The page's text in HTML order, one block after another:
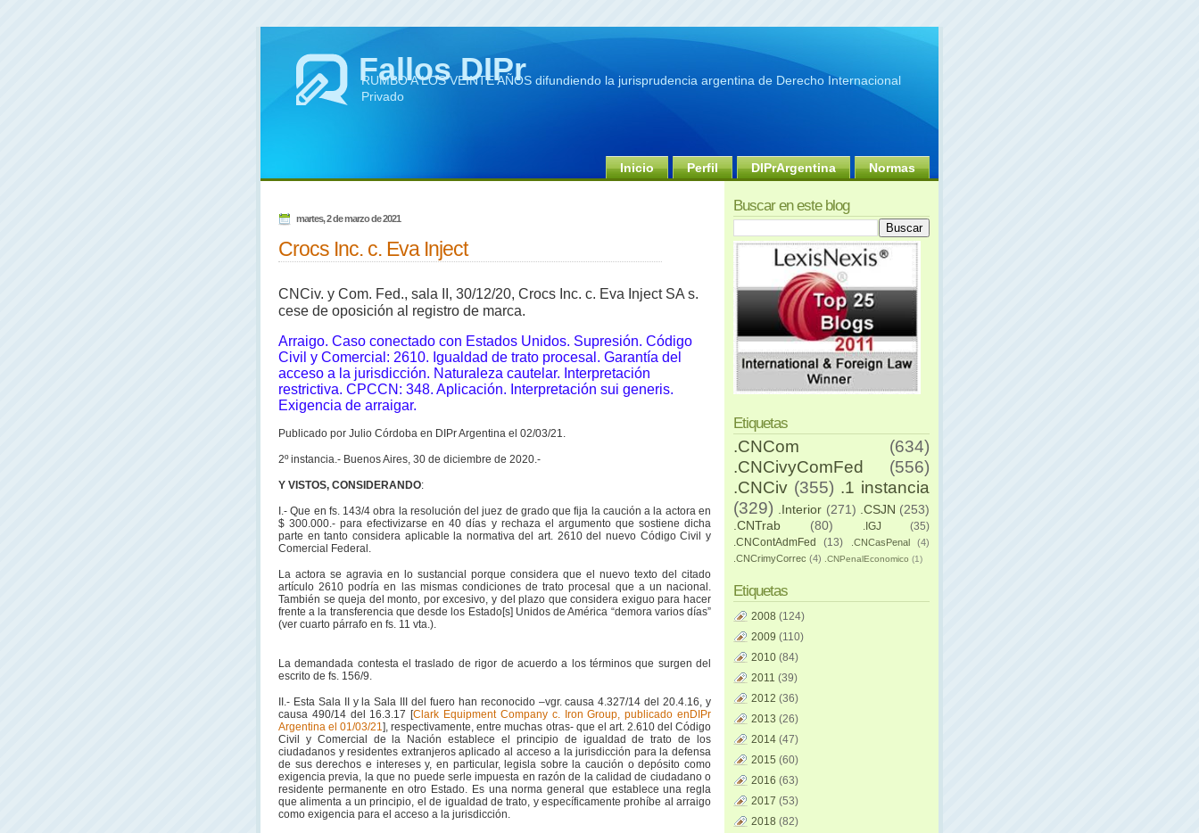
Fallos DIPr
RUMBO A LOS VEINTE AÑOS difundiendo la jurisprudencia argentina de Derecho Internacional
Privado
Inicio Perfil DIPrArgentina Normas
martes, 2 de marzo de 2021
Crocs Inc. c. Eva Inject
CNCiv. y Com. Fed., sala II, 30/12/20, Crocs Inc. c. Eva Inject SA s.
cese de oposición al registro de marca.
Arraigo. Caso conectado con Estados Unidos. Supresión. Código
Civil y Comercial: 2610. Igualdad de trato procesal. Garantía del
acceso a la jurisdicción. Naturaleza cautelar. Interpretación
restrictiva. CPCCN: 348. Aplicación. Interpretación sui generis.
Exigencia de arraigar.
Publicado por Julio Córdoba en DIPr Argentina el 02/03/21.
2º instancia.- Buenos Aires, 30 de diciembre de 2020.-
Y VISTOS, CONSIDERANDO:
I.- Que en fs. 143/4 obra la resolución del juez de grado que fija la caución a la actora en
$ 300.000.- para efectivizarse en 40 días y rechaza el argumento que sostiene dicha
parte en tanto considera aplicable la normativa del art. 2610 del nuevo Código Civil y
Comercial Federal.
La actora se agravia en lo sustancial porque considera que el nuevo texto del citado
artículo 2610 podría en las mismas condiciones de trato procesal que a un nacional.
También se queja del monto, por excesivo, y del plazo que considera exiguo para hacer
frente a la transferencia que desde los Estado[s] Unidos de América “demora varios días”
(ver cuarto párrafo en fs. 11 vta.).
La demandada contesta el traslado de rigor de acuerdo a los términos que surgen del
escrito de fs. 156/9.
II.- Esta Sala II y la Sala III del fuero han reconocido –vgr. causa 4.327/14 del 20.4.16, y
causa 490/14 del 16.3.17 [Clark Equipment Company c. Iron Group, publicado enDIPr
Argentina el 01/03/21], respectivamente, entre muchas otras- que el art. 2.610 del Código
Civil y Comercial de la Nación establece el principio de igualdad de trato de los
ciudadanos y residentes extranjeros aplicado al acceso a la jurisdicción para la defensa
de sus derechos e intereses y, en particular, legisla sobre la caución o depósito como
exigencia previa, la que no puede serle impuesta en razón de la calidad de ciudadano o
residente permanente en otro Estado. Es una norma general que establece una regla
que alimenta a un principio, el de igualdad de trato, y específicamente prohíbe al arraigo
como exigencia para el acceso a la jurisdicción.
Buscar en este blog
Etiquetas
.CNCom
(634)
.CNCivyComFed
(556)
.CNCiv (355) .1 instancia
(329)
.Interior (271) .CSJN (253)
.CNTrab
(80) .IGJ
(35)
.CNContAdmFed
(13) .CNCasPenal
(4)
.CNCrimyCorrec (4) .CNPenalEconomico (1)
Etiquetas
2008 (124)
2009 (110)
2010 (84)
2011 (39)
2012 (36)
2013 (26)
2014 (47)
2015 (60)
2016 (63)
2017 (53)
2018 (82)